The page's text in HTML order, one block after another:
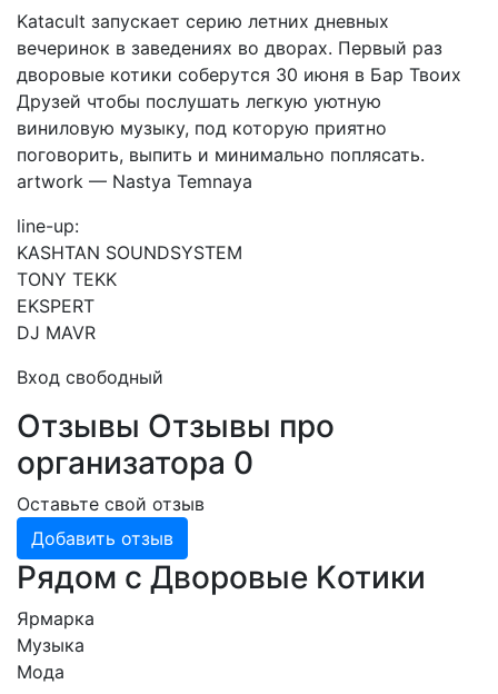
Katacult запускает серию летних дневных
вечеринок в заведениях во дворах. Первый раз
дворовые котики соберутся 30 июня в Бар Твоих
Друзей чтобы послушать легкую уютную
виниловую музыку, под которую приятно
поговорить, выпить и минимально поплясать.
artwork — Nastya Temnaya
line-up:
KASHTAN SOUNDSYSTEM
TONY TEKK
EKSPERT
DJ MAVR
Вход свободный
Отзывы Отзывы про
организатора 0
Оставьте свой отзыв
Добавить отзыв
Рядом с Дворовые Kотики
Ярмарка
Музыка
Мода